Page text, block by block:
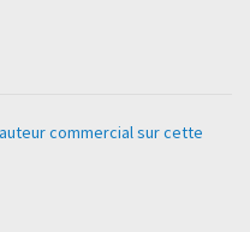
commercial sur cette